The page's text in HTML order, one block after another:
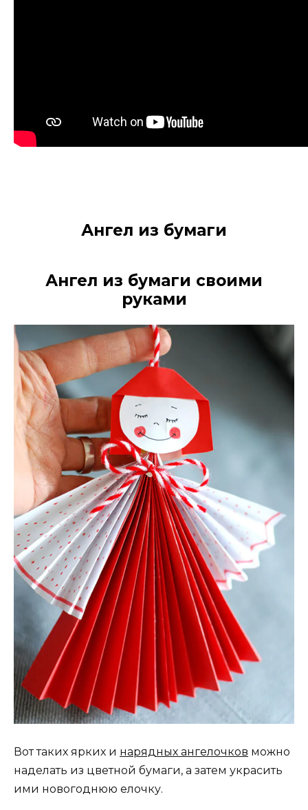
Ангел из бумаги
Ангел из бумаги своими
руками
Вот таких ярких и нарядных ангелочков можно
наделать из цветной бумаги, а затем украсить
ими новогоднюю елочку.